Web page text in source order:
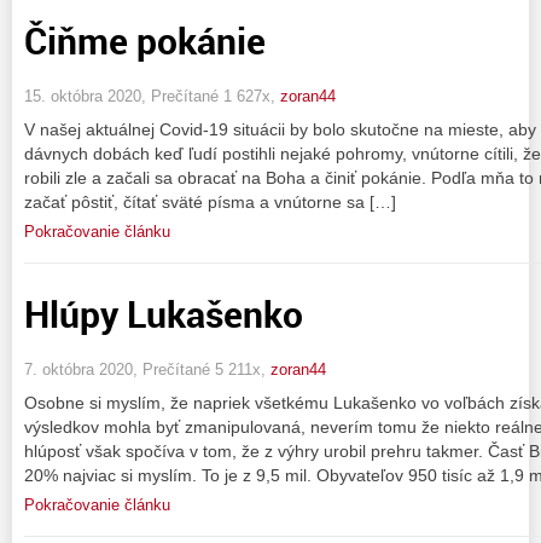
Čiňme pokánie
15. októbra 2020, Prečítané 1 627x, zoran44
V našej aktuálnej Covid-19 situácii by bolo skutočne na mieste,
dávnych dobách keď ľudí postihli nejaké pohromy, vnútorne cítili,
robili zle a začali sa obracať na Boha a činiť pokánie. Podľa mňa
začať pôstiť, čítať sväté písma a vnútorne sa […]
Pokračovanie článku
Hlúpy Lukašenko
7. októbra 2020, Prečítané 5 211x, zoran44
Osobne si myslím, že napriek všetkému Lukašenko vo voľbách
výsledkov mohla byť zmanipulovaná, neverím tomu že niekto
hlúposť však spočíva v tom, že z výhry urobil prehru takmer. Časť
20% najviac si myslím. To je z 9,5 mil. Obyvateľov 950 tisíc až 1,9
Pokračovanie článku